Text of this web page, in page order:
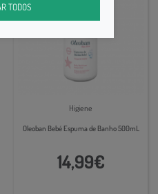
Higiene
Oleoban Bebé Espuma de Banho 500mL
14,99€
TODOS